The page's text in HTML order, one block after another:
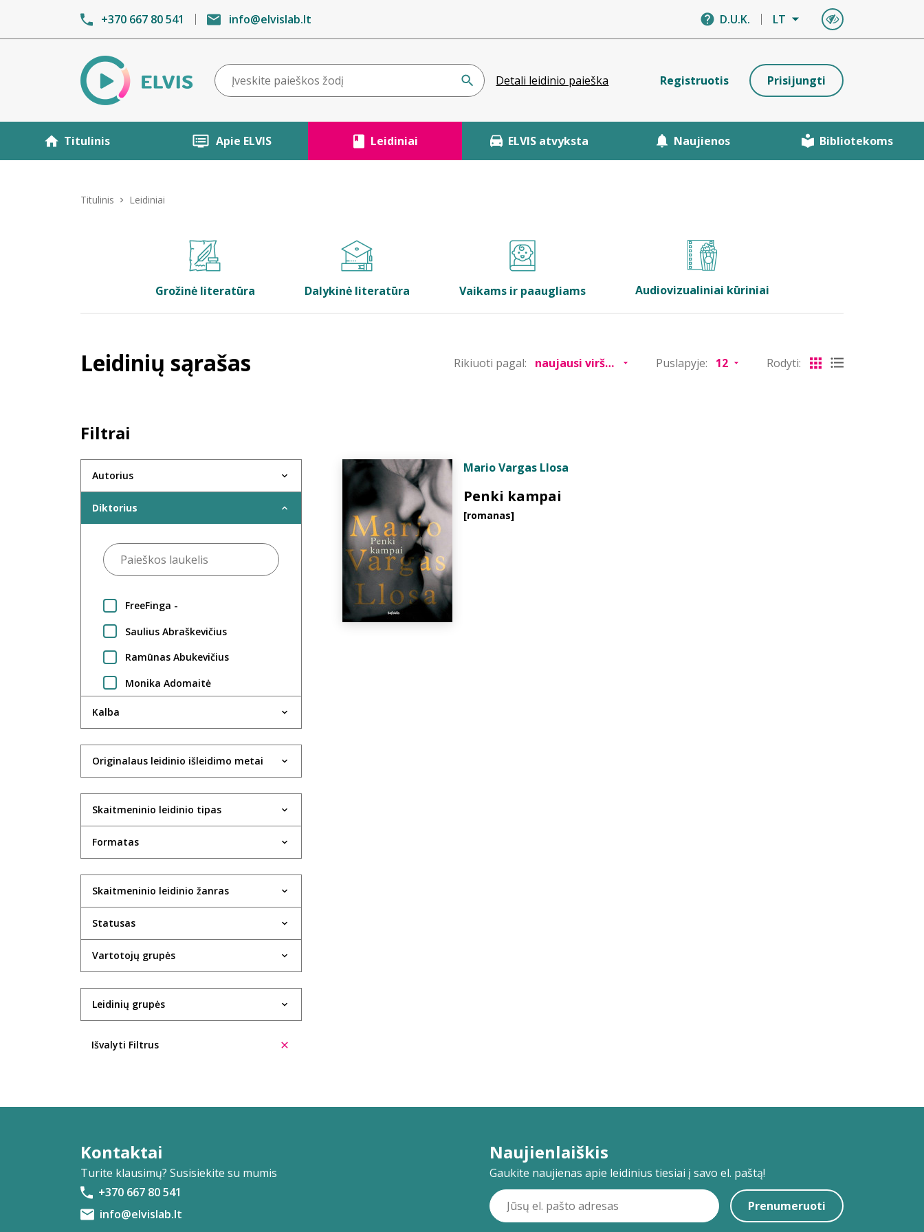
+370 667 80 541 info@elvislab.lt D.U.K. LT
Detali leidinio paieška Registruotis Prisijungti
Titulinis Apie ELVIS Leidiniai ELVIS atvyksta Naujienos Bibliotekoms
Titulinis Leidiniai
Grožinė literatūra Dalykinė literatūra Vaikams ir paaugliams Audiovizualiniai kūriniai
Leidinių sąrašas Rikiuoti pagal: Puslapyje: Rodyti:
Filtrai
Autorius
Diktorius
FreeFinga -
Saulius Abraškevičius
Ramūnas Abukevičius
Monika Adomaitė
Jūratė Adomaitytė
Violeta Agejeva
Rima Aidietė
UAB Aktida
Robertas Aleksaitis
Evelina Aleliūnienė
Rasa Alenskaitė
Kristin Allison
Trinidad López Álvarez
Ūla Ambrasaitė
Ieva Andrijauskaitė
Ignas Andriukevičius
Šarūnė Andriuškevičiūtė
Aleksas Anikinas
Kalba
Originalaus leidinio išleidimo metai
Skaitmeninio leidinio tipas
Formatas
Skaitmeninio leidinio žanras
Statusas
Vartotojų grupės
Leidinių grupės
Išvalyti Filtrus
Mario Vargas Llosa
Penki kampai
[romanas]
Kontaktai
Turite klausimų? Susisiekite su mumis
+370 667 80 541
info@elvislab.lt
Naujienlaiškis
Gaukite naujienas apie leidinius tiesiai į savo el. paštą!
Prenumeruoti